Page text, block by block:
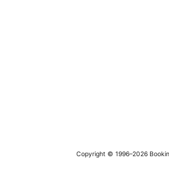
Copyright © 1996–2026